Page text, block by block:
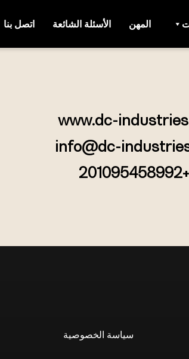
المهن الأسئلة الشائعة اتصل بنا
www.dc-
info@dc-
+201095458992
سياسة الخصوصية